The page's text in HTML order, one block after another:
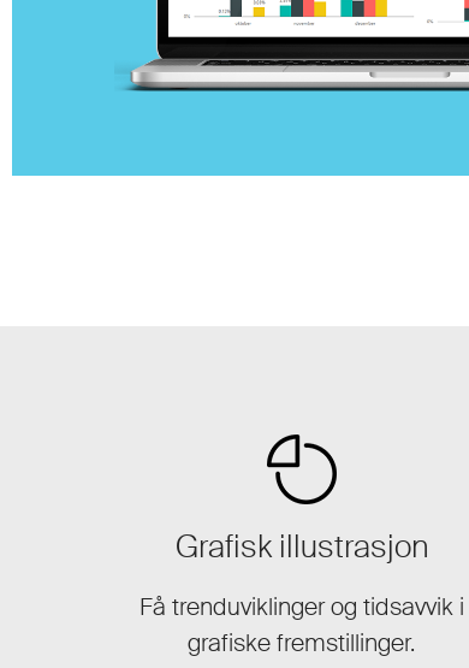
Grafisk illustrasjon
Få trenduviklinger og tidsavvik i
grafiske fremstillinger.